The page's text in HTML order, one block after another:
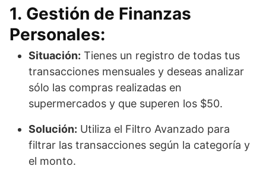
1. Gestión de Finanzas
Personales:
Situación: Tienes un registro de todas tus
transacciones mensuales y deseas analizar
sólo las compras realizadas en
supermercados y que superen los $50.
Solución: Utiliza el Filtro Avanzado para
filtrar las transacciones según la categoría y
el monto.